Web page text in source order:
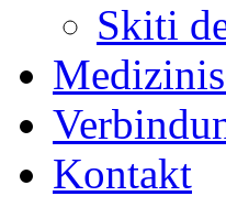
Skiti
Kontakt